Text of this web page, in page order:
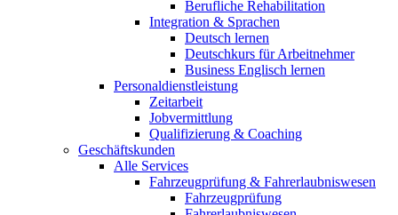
Berufliche Rehabilitation
Integration & Sprachen
Deutsch lernen
Deutschkurs für Arbeitnehmer
Business Englisch lernen
Personaldienstleistung
Zeitarbeit
Jobvermittlung
Qualifizierung & Coaching
Geschäftskunden
Alle Services
Fahrzeugprüfung & Fahrerlaubniswesen
Fahrzeugprüfung